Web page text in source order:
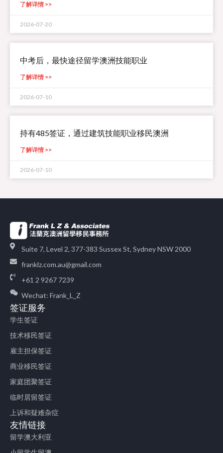
了解详情 >>
2026-07-20
中考后，最快途径留学澳洲技能职业
了解详情 >>
2026-07-10
持有485签证，通过建筑技能职业移民澳洲
了解详情 >>
2026-07-10
Suite 7, Level 2, 377-383 Sussex St, Sydney NSW 2000
franklz.com.au@gmail.com
+61 2 9267 7239
Wechat: Frank_L_Z
签证服务
学生签证
技术移民签证
雇主担保签证
商业移民签证
家庭团聚签证
临时居留签证
上诉和疑难杂症
友情链接
留学澳大利亚